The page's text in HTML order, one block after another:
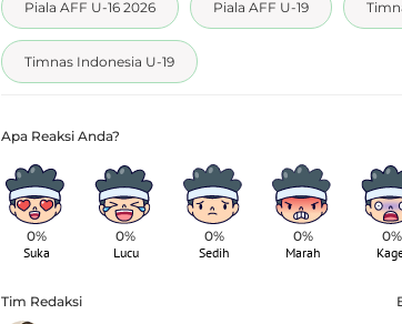
Piala AFF U-16 2026 Piala AFF U-19
Timnas Indonesia U-19
0%
Suka
0%
Lucu
0%
Sedih
0%
Marah
0%
Tim Redaksi